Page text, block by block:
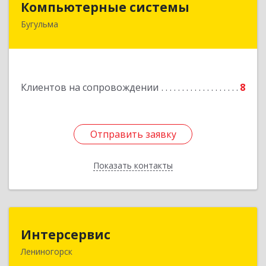
Компьютерные системы
Бугульма
Клиентов на сопровождении 8
Отправить заявку
Показать контакты
420111, Республика Татарстан, Бугульма,
Отправить заявку
Назад
Интерсервис
Лениногорск423250, Татарстан Респ, Лениногорск г,